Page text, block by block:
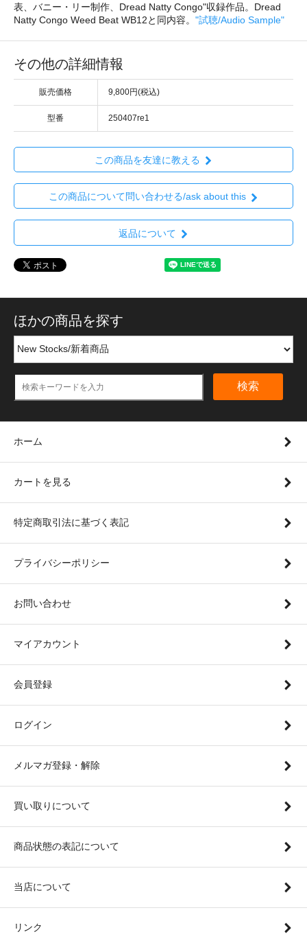
表、バニー・リー制作、Dread Natty Congo"収録作品。Dread
Natty Congo Weed Beat WB12と同内容。 "試聴/Audio Sample"
その他の詳細情報
販売価格 9,800円(税込)
型番 250407re1
この商品を友達に教える
この商品について問い合わせる/ask about this
返品について
ほかの商品を探す
検索
ホーム
カートを見る
特定商取引法に基づく表記
プライバシーポリシー
お問い合わせ
マイアカウント
会員登録
ログイン
メルマガ登録・解除
買い取りについて
商品状態の表記について
当店について
リンク